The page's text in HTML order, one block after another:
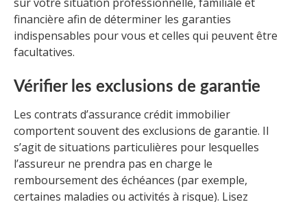
financière afin de déterminer les garanties
indispensables pour vous et celles qui peuvent être
facultatives.
Vérifier les exclusions de garantie
Les contrats d’assurance crédit immobilier
comportent souvent des exclusions de garantie. Il
s’agit de situations particulières pour lesquelles
l’assureur ne prendra pas en charge le
remboursement des échéances (par exemple,
certaines maladies ou activités à risque). Lisez